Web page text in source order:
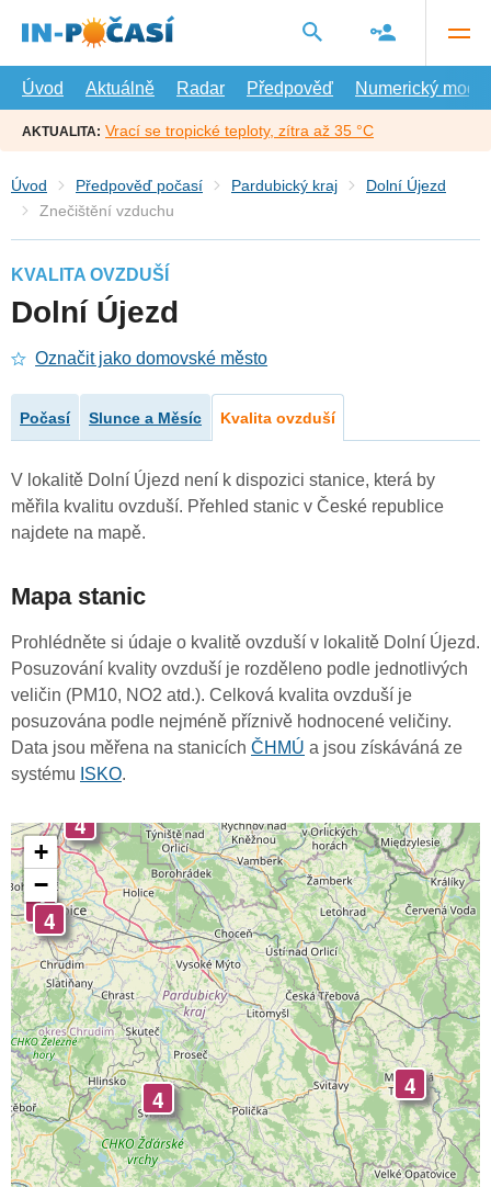
hlavní
Úvod
Aktuálně Radar Předpověď Numerický model
AKTUALITA: Vrací se tropické teploty, zítra až 35 °C
Úvod Předpověď počasí Pardubický kraj
Dolní Újezd
Znečištění vzduchu
KVALITA OVZDUŠÍ
Dolní Újezd
Označit jako domovské město
Počasí Slunce a Měsíc Kvalita ovzduší
V lokalitě Dolní Újezd není k dispozici stanice, která by
měřila kvalitu ovzduší. Přehled stanic v České republice
najdete na mapě.
Mapa stanic
Prohlédněte si údaje o kvalitě ovzduší v lokalitě Dolní Újezd.
Posuzování kvality ovzduší je rozděleno podle jednotlivých
veličin (PM10, NO2 atd.). Celková kvalita ovzduší je
posuzována podle nejméně příznivě hodnocené veličiny.
Data jsou měřena na stanicích ČHMÚ a jsou získáváná ze
systému ISKO.
4
44
4
4
+
−